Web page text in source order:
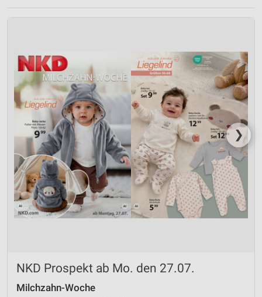
❯
NKD Prospekt ab Mo. den 27.07.
Milchzahn-Woche